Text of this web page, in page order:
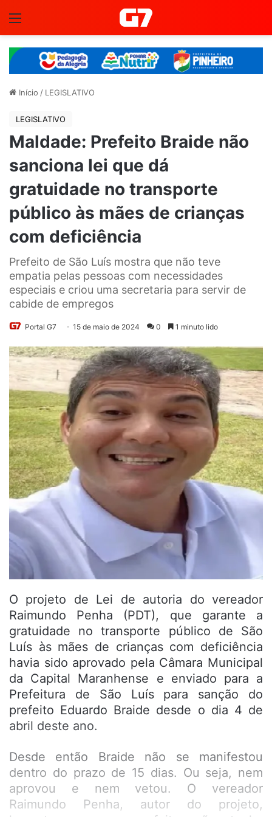
Início / LEGISLATIVO
LEGISLATIVO
Maldade: Prefeito Braide não
sanciona lei que dá
gratuidade no transporte
público às mães de crianças
com deficiência
Prefeito de São Luís mostra que não teve
empatia pelas pessoas com necessidades
especiais e criou uma secretaria para servir de
cabide de empregos
Portal G7 15 de maio de 2024 0 1 minuto lido
O projeto de Lei de autoria do vereador
Raimundo Penha (PDT), que garante a
gratuidade no transporte público de São
Luís às mães de crianças com deficiência
havia sido aprovado pela Câmara Municipal
da Capital Maranhense e enviado para a
Prefeitura de São Luís para sanção do
prefeito Eduardo Braide desde o dia 4 de
abril deste ano.
Desde então Braide não se manifestou
dentro do prazo de 15 dias. Ou seja, nem
aprovou e nem vetou. O vereador
Raimundo Penha, autor do projeto,